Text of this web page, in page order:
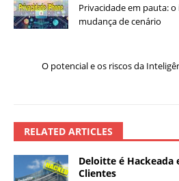
Privacidade em pauta:
mudança de cenário
O potencial e os riscos da
RELATED ARTICLES
Deloitte é Hackeada
Clientes